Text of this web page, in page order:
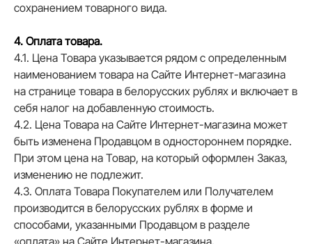
сохранением товарного вида.
4. Оплата товара.
4.1. Цена Товара указывается рядом с определенным
наименованием товара на Сайте Интернет-магазина
на странице товара в белорусских рублях и включает в
себя налог на добавленную стоимость.
4.2. Цена Товара на Сайте Интернет-магазина может
быть изменена Продавцом в одностороннем порядке.
При этом цена на Товар, на который оформлен Заказ,
изменению не подлежит.
4.3. Оплата Товара Покупателем или Получателем
производится в белорусских рублях в форме и
способами, указанными Продавцом в разделе
«оплата» на Сайте Интернет-магазина.